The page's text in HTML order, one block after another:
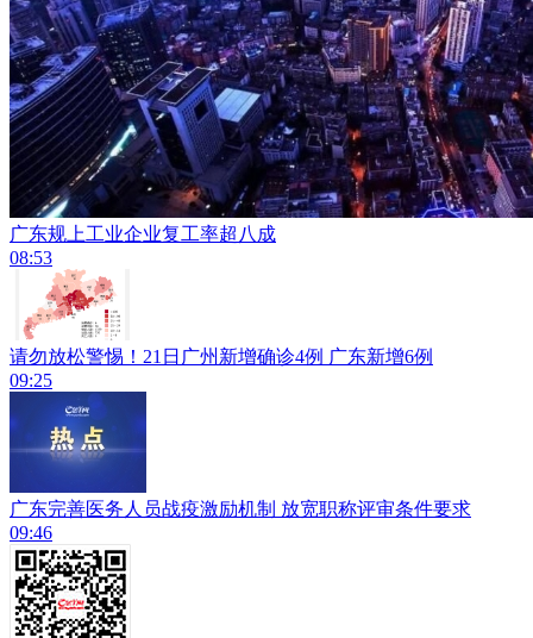
广东规上工业企业复工率超八成
08:53
请勿放松警惕！21日广州新增确诊4例 广东新增6例
09:25
广东完善医务人员战疫激励机制 放宽职称评审条件要求
09:46